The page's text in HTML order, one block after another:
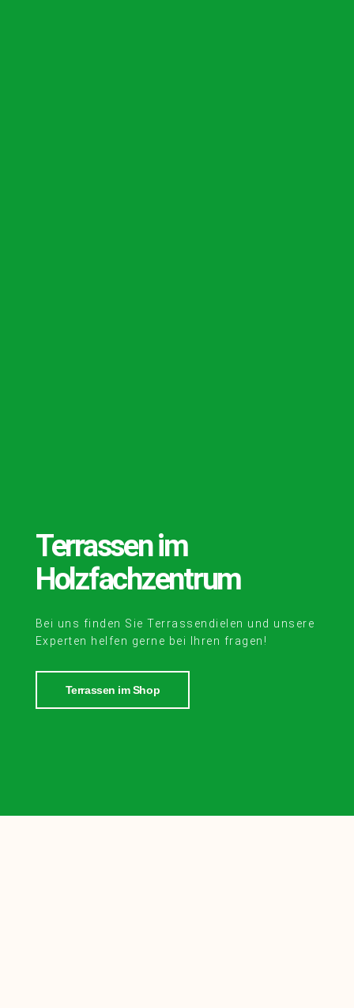
Terrassen im
Holzfachzentrum
Bei uns finden Sie Terrassendielen und unsere
Experten helfen gerne bei Ihren fragen!
Terrassen im Shop